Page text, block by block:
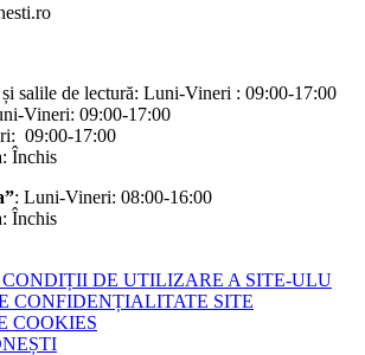
salile de lectură: Luni-Vineri : 09:00-17:00
Vineri: 09:00-17:00
09:00-17:00
Închis
: Luni-Vineri: 08:00-16:00
Închis
DE UTILIZARE A SITE-ULU
CONFIDENȚIALITATE SITE
COOKIES